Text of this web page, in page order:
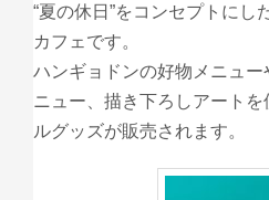
“夏の休日”をコンセプトにし
カフェです。
ハンギョドンの好物メニュ
ニュー、描き下ろしアート
ルグッズが販売されます。